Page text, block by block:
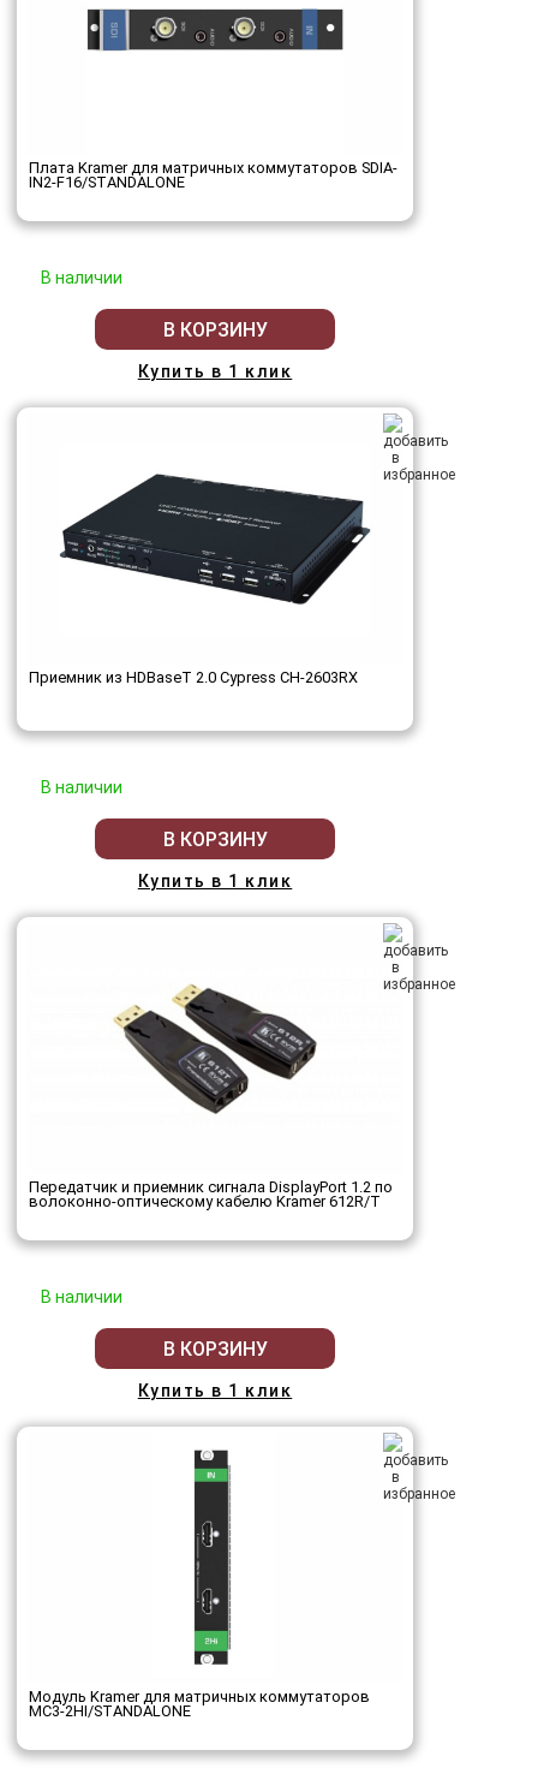
Плата Kramer для матричных коммутаторов SDIA-
IN2-F16/STANDALONE
В наличии
В КОРЗИНУ
Купить в 1 клик
Приемник из HDBaseT 2.0 Cypress CH-2603RX
В наличии
В КОРЗИНУ
Купить в 1 клик
Передатчик и приемник сигнала DisplayPort 1.2 по
волоконно-оптическому кабелю Kramer 612R/T
В наличии
В КОРЗИНУ
Купить в 1 клик
Модуль Kramer для матричных коммутаторов
MC3-2HI/STANDALONE